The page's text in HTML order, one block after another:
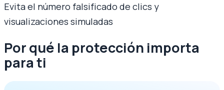
Evita el número falsificado de clics y
visualizaciones simuladas
Por qué la protección importa
para ti